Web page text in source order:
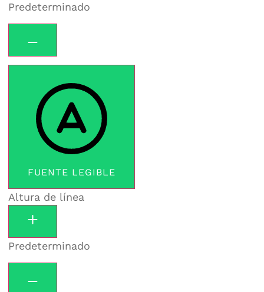
Predeterminado
FUENTE LEGIBLE
Altura de línea
Predeterminado